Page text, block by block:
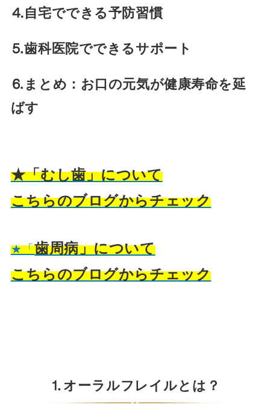
⒋自宅でできる予防習慣
⒌歯科医院でできるサポート
⒍まとめ：お口の元気が健康寿命を延
ばす
★「むし歯」について
こちらのブログからチェック
★「歯周病」について
こちらのブログからチェック
⒈オーラルフレイルとは？